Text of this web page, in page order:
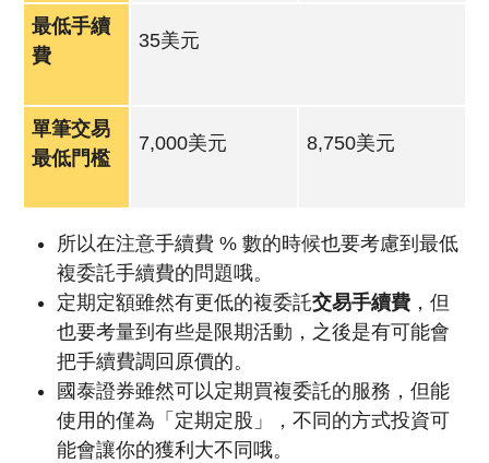
最低手續
費
35美元
單筆交易
最低門檻
7,000美元 8,750美元
所以在注意手續費 % 數的時候也要考慮到最低
複委託手續費的問題哦。
定期定額雖然有更低的複委託交易手續費 ，但
也要考量到有些是限期活動，之後是有可能會
把手續費調回原價的。
國泰證券雖然可以定期買複委託的服務，但能
使用的僅為「定期定股」，不同的方式投資可
能會讓你的獲利大不同哦。